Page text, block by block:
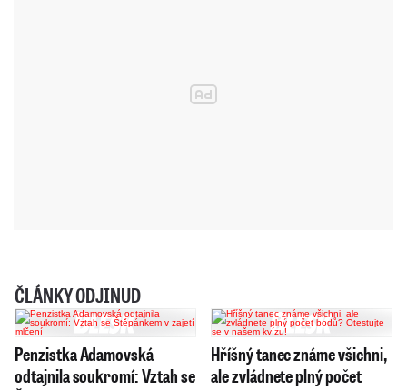
ČLÁNKY ODJINUD
Penzistka Adamovská
odtajnila soukromí: Vztah se
Hříšný tanec známe všichni,
ale zvládnete plný počet